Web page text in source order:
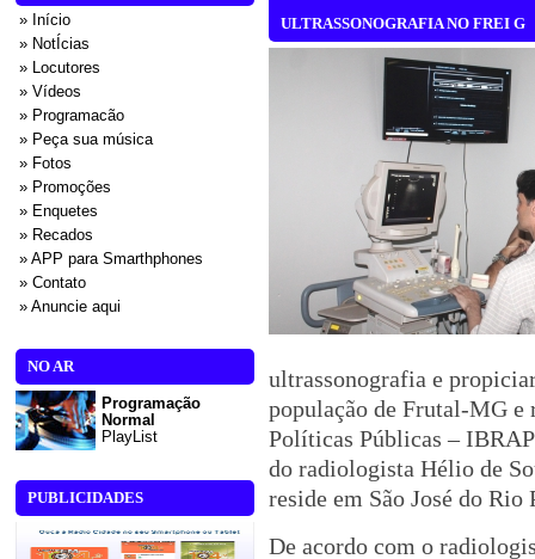
» Início
» NotÍcias
» Locutores
» Vídeos
» Programacão
» Peça sua música
» Fotos
» Promoções
» Enquetes
» Recados
» APP para Smarthphones
» Contato
» Anuncie aqui
NO AR
Programação
Normal
PlayList
PUBLICIDADES
ULTRASSONOGRAFIA NO FREI G
ultrassonografia e
população de Frutal-MG
Políticas Públicas –
do radiologista Hélio de
reside em São José do Rio
De acordo com o